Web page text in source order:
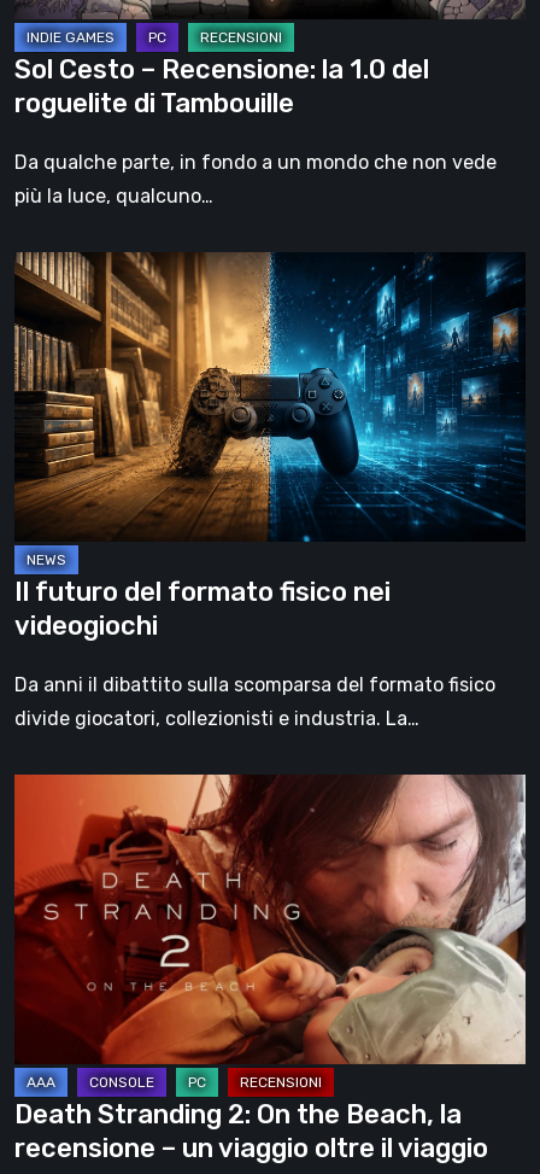
di
Tambouille
Sol Cesto – Recensione: la 1.0 del
roguelite di Tambouille
Da qualche parte, in fondo a un mondo che non vede
più la luce, qualcuno…
Il
futuro
del
formato
fisico
videogiochi
Il futuro del formato fisico nei
videogiochi
Da anni il dibattito sulla scomparsa del formato fisico
divide giocatori, collezionisti e industria. La…
Stranding
On
the
Beach,
recensione
–
un
viaggio
oltre
Death Stranding 2: On the Beach, la
recensione – un viaggio oltre il viaggio